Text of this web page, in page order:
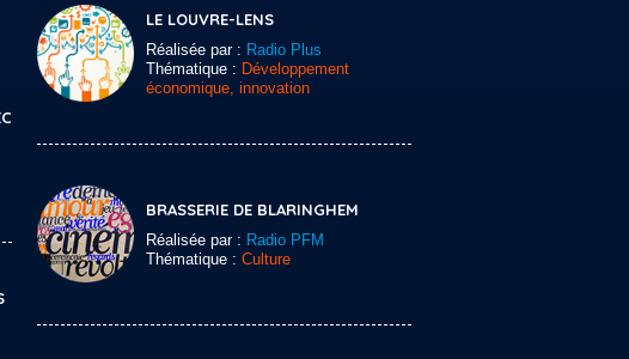
LE LOUVRE-LENS
Réalisée par : Radio Plus
Thématique : Développement
économique, innovation
BRASSERIE DE BLARINGHEM
Réalisée par : Radio PFM
Thématique : Culture